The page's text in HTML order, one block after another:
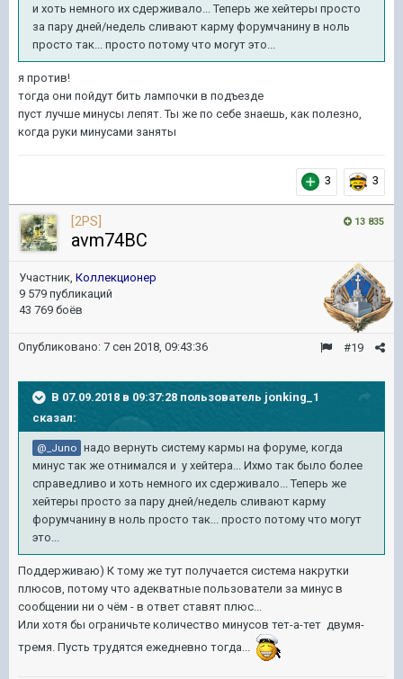
и хоть немного их сдерживало... Теперь же хейтеры просто
за пару дней/недель сливают карму форумчанину в ноль
просто так... просто потому что могут это...
я против!
тогда они пойдут бить лампочки в подъезде
пуст лучше минусы лепят. Ты же по себе знаешь, как полезно,
когда руки минусами заняты
3 3
13 835
[2PS]
avm74BC
Участник, Коллекционер
9 579 публикаций
43 769 боёв
#19
Опубликовано: 7 сен 2018, 09:43:36
В 07.09.2018 в 09:37:28 пользователь jonking_1
сказал:
@_Juno надо вернуть систему кармы на форуме, когда
минус так же отнимался и у хейтера... Ихмо так было более
справедливо и хоть немного их сдерживало... Теперь же
хейтеры просто за пару дней/недель сливают карму
форумчанину в ноль просто так... просто потому что могут
это...
Поддерживаю) К тому же тут получается система накрутки
плюсов, потому что адекватные пользователи за минус в
сообщении ни о чём - в ответ ставят плюс...
Или хотя бы ограничьте количество минусов тет-а-тет двумя-
тремя. Пусть трудятся ежедневно тогда...